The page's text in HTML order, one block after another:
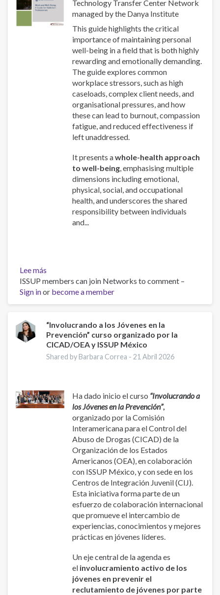
Technology Transfer Center Network
managed by the Danya Institute
This guide highlights the critical
importance of maintaining personal
well-being in a field that is both highly
rewarding and emotionally demanding.
The guide explores common
workplace stressors, such as high
caseloads, complex client needs, and
organisational pressures, and how
these can lead to burnout, compassion
fatigue, and reduced effectiveness if
left unaddressed.
It presents awhole-health approach
to well-being, emphasising multiple
dimensions including emotional,
physical, social, and occupational
health, and underscores the shared
responsibility between individuals
and...
Lee más
Work
and
Well-
A
Guide
for
Addiction
ISSUP members can join Networks to comment –
Sign inor become a member
“Involucrando a los Jóvenes en la
Prevención” curso organizado por la
CICAD/OEA y ISSUP México
Shared by Barbara Correa -21 Abril 2026
Ha dado inicio el curso “Involucrando a
los Jóvenes en la Prevención”,
organizado por la Comisión
Interamericana para el Control del
Abuso de Drogas (CICAD) de la
Organización de los Estados
Americanos (OEA), en colaboración
con ISSUP México, y con sede en los
Centros de Integración Juvenil (CIJ).
Esta iniciativa forma parte de un
esfuerzo de colaboración internacional
que promueve el intercambio de
experiencias, conocimientos y mejores
prácticas en jóvenes líderes.
Un eje central de la agenda es
el involucramiento activo de los
jóvenes en prevenir el
reclutamiento de jóvenes por parte